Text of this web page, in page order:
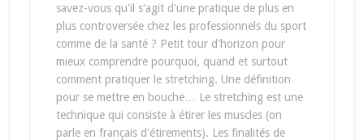
savez-vous qu'il s'agit d'une pratique de plus en
plus controversée chez les professionnels du sport
comme de la santé ? Petit tour d'horizon pour
mieux comprendre pourquoi, quand et surtout
comment pratiquer le stretching. Une définition
pour se mettre en bouche… Le stretching est une
technique qui consiste à étirer les muscles (on
parle en français d'étirements). Les finalités de